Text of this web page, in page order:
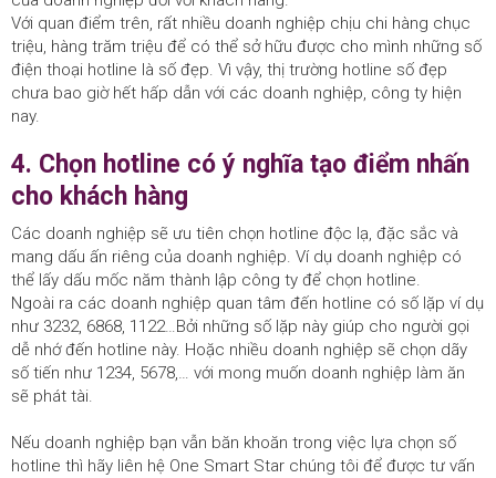
Với quan điểm trên, rất nhiều doanh nghiệp chịu chi hàng chục
triệu, hàng trăm triệu để có thể sở hữu được cho mình những số
điện thoại hotline là số đẹp. Vì vậy, thị trường hotline số đẹp
chưa bao giờ hết hấp dẫn với các doanh nghiệp, công ty hiện
nay.
4. Chọn hotline có ý nghĩa tạo điểm nhấn
cho khách hàng
Các doanh nghiệp sẽ ưu tiên chọn hotline độc lạ, đặc sắc và
mang dấu ấn riêng của doanh nghiệp. Ví dụ doanh nghiệp có
thể lấy dấu mốc năm thành lập công ty để chọn hotline.
Ngoài ra các doanh nghiệp quan tâm đến hotline có số lặp ví dụ
như 3232, 6868, 1122…Bởi những số lặp này giúp cho người gọi
dễ nhớ đến hotline này. Hoặc nhiều doanh nghiệp sẽ chọn dãy
số tiến như 1234, 5678,… với mong muốn doanh nghiệp làm ăn
sẽ phát tài.
Nếu doanh nghiệp bạn vẫn băn khoăn trong việc lựa chọn số
hotline thì hãy liên hệ One Smart Star chúng tôi để được tư vấn